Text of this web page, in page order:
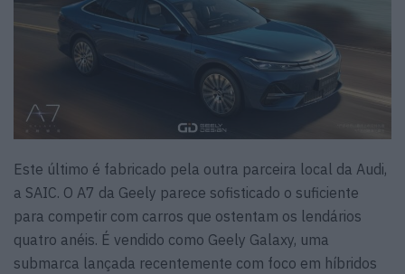
Este último é fabricado pela outra parceira local da Audi,
a SAIC. O A7 da Geely parece sofisticado o suficiente
para competir com carros que ostentam os lendários
quatro anéis. É vendido como Geely Galaxy, uma
submarca lançada recentemente com foco em híbridos